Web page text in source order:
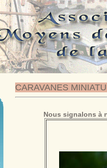
CARAVANES
Nous signalons à